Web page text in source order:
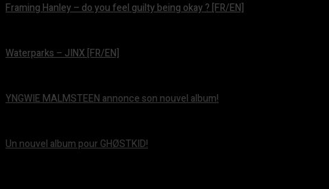
Framing Hanley – do you feel guilty being okay ? [FR/EN]
Waterparks – JINX [FR/EN]
YNGWIE MALMSTEEN annonce son nouvel album!
Un nouvel album pour GHØSTKID!